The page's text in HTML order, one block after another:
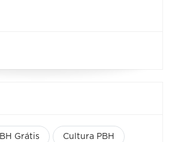
BH Grátis Cultura PBH